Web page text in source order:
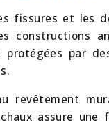
fissures et les
constructions
protégées par
revêtement
assure une